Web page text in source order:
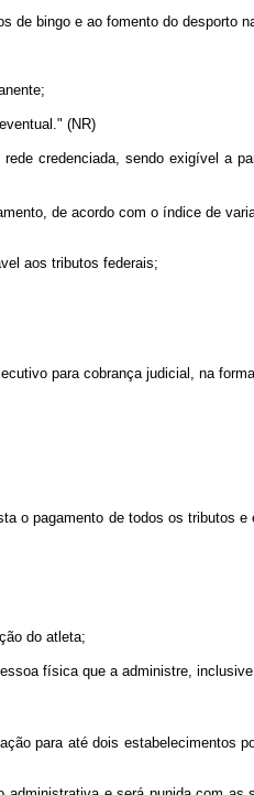
de bingo e ao fomento do desporto
(NR)
credenciada, sendo exigível a
de acordo com o índice de
aos tributos federais;
para cobrança judicial, na forma
o pagamento de todos os tributos e
do atleta;
física que a administre,
para até dois estabelecimentos